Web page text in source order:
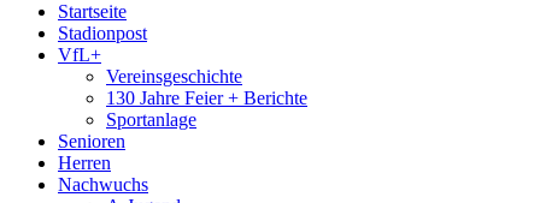
Startseite
Stadionpost
VfL+
Vereinsgeschichte
130 Jahre Feier + Berichte
Sportanlage
Senioren
Herren
Nachwuchs